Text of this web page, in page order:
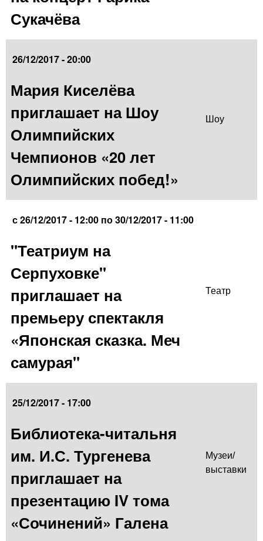
Сукачёва
26/12/2017 - 20:00
Мария Киселёва
приглашает на Шоу
Олимпийских
Чемпионов «20 лет
Олимпийских побед!»
Шоу
с26/12/2017 - 12:00 по30/12/2017 - 11:00
"Театриум на
Серпуховке"
приглашает на
премьеру спектакля
«Японская сказка. Меч
самурая"
Театр
25/12/2017 - 17:00
Библиотека-читальня
им. И.С. Тургенева
приглашает на
презентацию IV тома
«Сочинений» Галена
Музеи/
выставки